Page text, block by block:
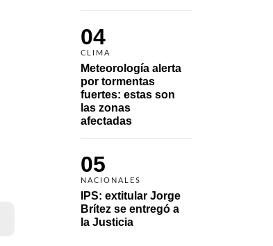
04
CLIMA
Meteorología alerta
por tormentas
fuertes: estas son
las zonas
afectadas
05
NACIONALES
IPS: extitular Jorge
Brítez se entregó a
la Justicia